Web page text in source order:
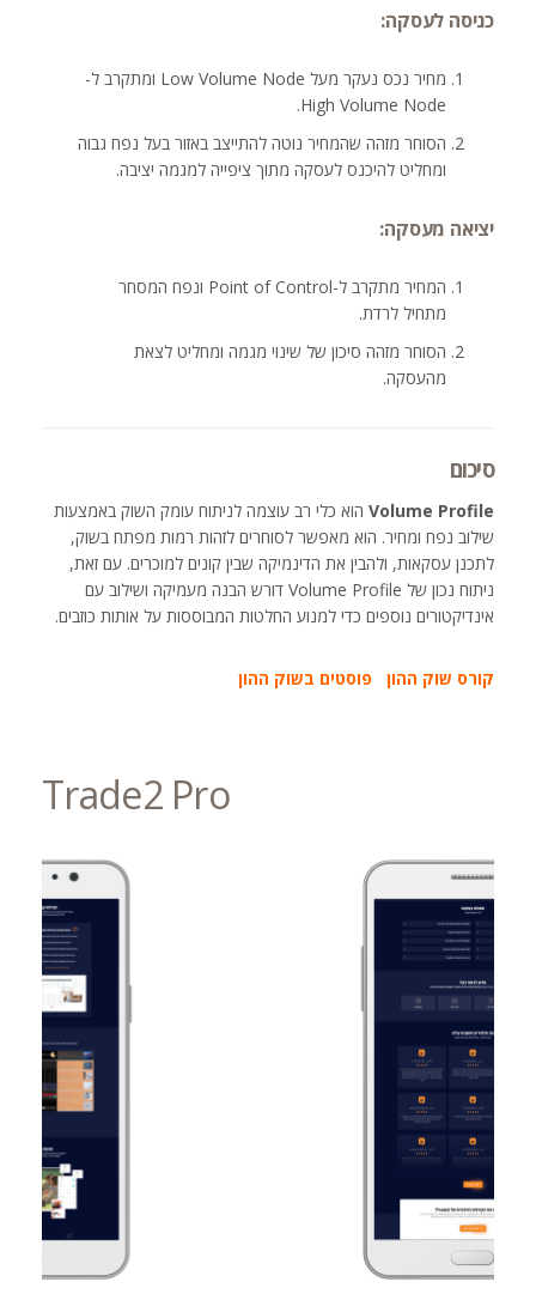
כניסה לעסקה:
מחיר נכס נעקר מעל Low Volume Node ומתקרב ל-
High Volume Node.
הסוחר מזהה שהמחיר נוטה להתייצב באזור בעל נפח גבוה
ומחליט להיכנס לעסקה מתוך ציפייה למגמה יציבה.
יציאה מעסקה:
המחיר מתקרב ל-Point of Control ונפח המסחר
מתחיל לרדת.
הסוחר מזהה סיכון של שינוי מגמה ומחליט לצאת
מהעסקה.
סיכום
Volume Profile הוא כלי רב עוצמה לניתוח עומק השוק באמצעות
שילוב נפח ומחיר. הוא מאפשר לסוחרים לזהות רמות מפתח בשוק,
לתכנן עסקאות, ולהבין את הדינמיקה שבין קונים למוכרים. עם זאת,
ניתוח נכון של Volume Profile דורש הבנה מעמיקה ושילוב עם
אינדיקטורים נוספים כדי למנוע החלטות המבוססות על אותות כוזבים.
קורס שוק ההון פוסטים בשוק ההון
Trade2 Pro